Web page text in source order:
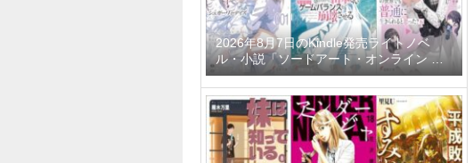
2026年8月7日のKindle発売ライトノベ
ル・小説「ソードアート・オンライン マ
テリアル1 シュガーリィ・デイズ」「デス
ゲームに巻き込まれた山本さん、気ままに
ゲームバランスを崩壊させる 7巻」「男女
比1：5の世界でも普通に生きられると思
った？6 ～激重感情な彼女たちが無自覚男
子に翻弄されたら～」など